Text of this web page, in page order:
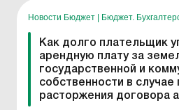
правовые пробел...
Новости Бюджет | Бюджет.
Как долго плательщик
арендную плату за
государственной и
собственности в
расторжения договора